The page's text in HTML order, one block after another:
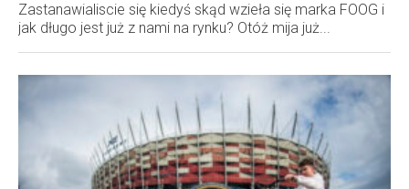
Zastanawialiscie się kiedyś skąd wzieła się marka FOOG i
jak długo jest już z nami na rynku? Otóż mija już...